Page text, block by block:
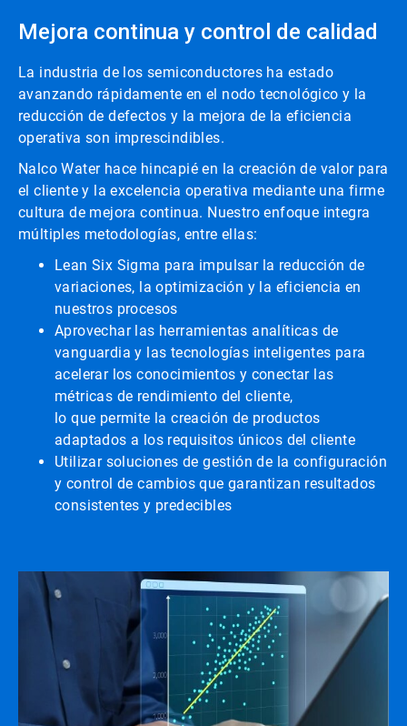
Mejora continua y control de calidad
La industria de los semiconductores ha estado
avanzando rápidamente en el nodo tecnológico y la
reducción de defectos y la mejora de la eficiencia
operativa son imprescindibles.
Nalco Water hace hincapié en la creación de valor para
el cliente y la excelencia operativa mediante una firme
cultura de mejora continua. Nuestro enfoque integra
múltiples metodologías, entre ellas:
Lean Six Sigma para impulsar la reducción de
variaciones, la optimización y la eficiencia en
nuestros procesos
Aprovechar las herramientas analíticas de
vanguardia y las tecnologías inteligentes para
acelerar los conocimientos y conectar las
métricas de rendimiento del cliente,
lo que permite la creación de productos
adaptados a los requisitos únicos del cliente
Utilizar soluciones de gestión de la configuración
y control de cambios que garantizan resultados
consistentes y predecibles